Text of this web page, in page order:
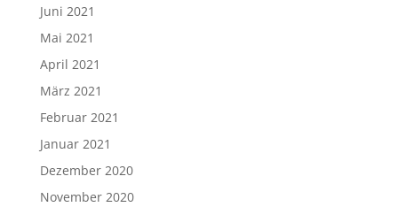
Juni 2021
Mai 2021
April 2021
März 2021
Februar 2021
Januar 2021
Dezember 2020
November 2020